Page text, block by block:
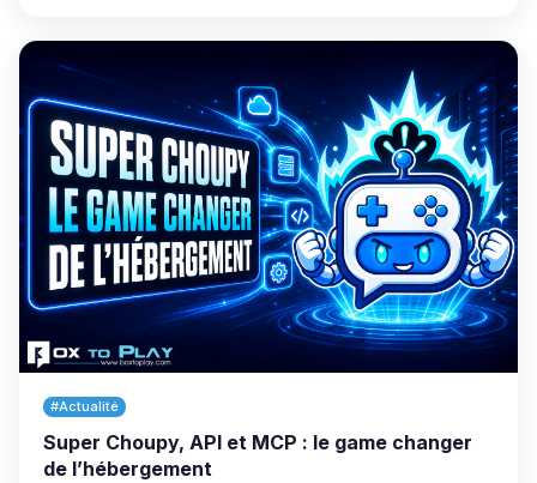
#Actualité
Super Choupy, API et MCP : le game changer
de l’hébergement